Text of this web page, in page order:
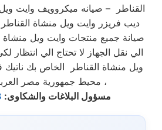
القناطر – صيانه ميكروويف وايت
ديب فريزر وايت ويل منشاة القناطر
صيانة جميع منتجات وايت ويل منشاة
الي نقل الجهاز لا تحتاج الي انتظار
ويل منشاة القناطر الخاص بك
محيط جمهورية مصر العربية صيانه فورية ،
مسؤول البلاغات والشكاوى: